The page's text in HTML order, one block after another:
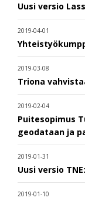
Uusi versio
2019-04-01
2019-03-08
Triona
2019-02-04
Puitesopimus
geodataan ja
2019-01-31
Uusi versio
2019-01-10